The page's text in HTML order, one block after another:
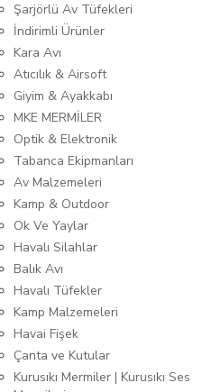
Şarjörlü Av Tüfekleri
İndirimli Ürünler
Kara Avı
Atıcılık & Airsoft
Giyim & Ayakkabı
MKE MERMİLER
Optik & Elektronik
Tabanca Ekipmanları
Av Malzemeleri
Kamp & Outdoor
Ok Ve Yaylar
Havalı Silahlar
Balık Avı
Havalı Tüfekler
Kamp Malzemeleri
Havai Fişek
Çanta ve Kutular
Kurusıkı Mermiler | Kurusıkı Ses